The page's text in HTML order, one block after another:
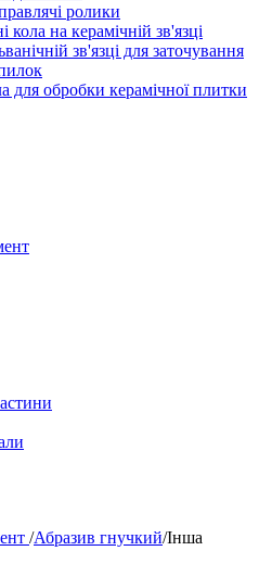
ролики
кола на керамічній зв'язці
зв'язці для заточування
для обробки керамічної плитки
/Абразив гнучкий/Інша